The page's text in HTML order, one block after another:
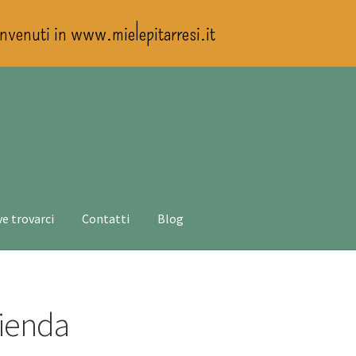
trovarci Contatti Blog
in www.mielepitarresi.it